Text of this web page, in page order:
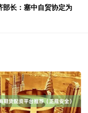
长：塞中自贸协定为